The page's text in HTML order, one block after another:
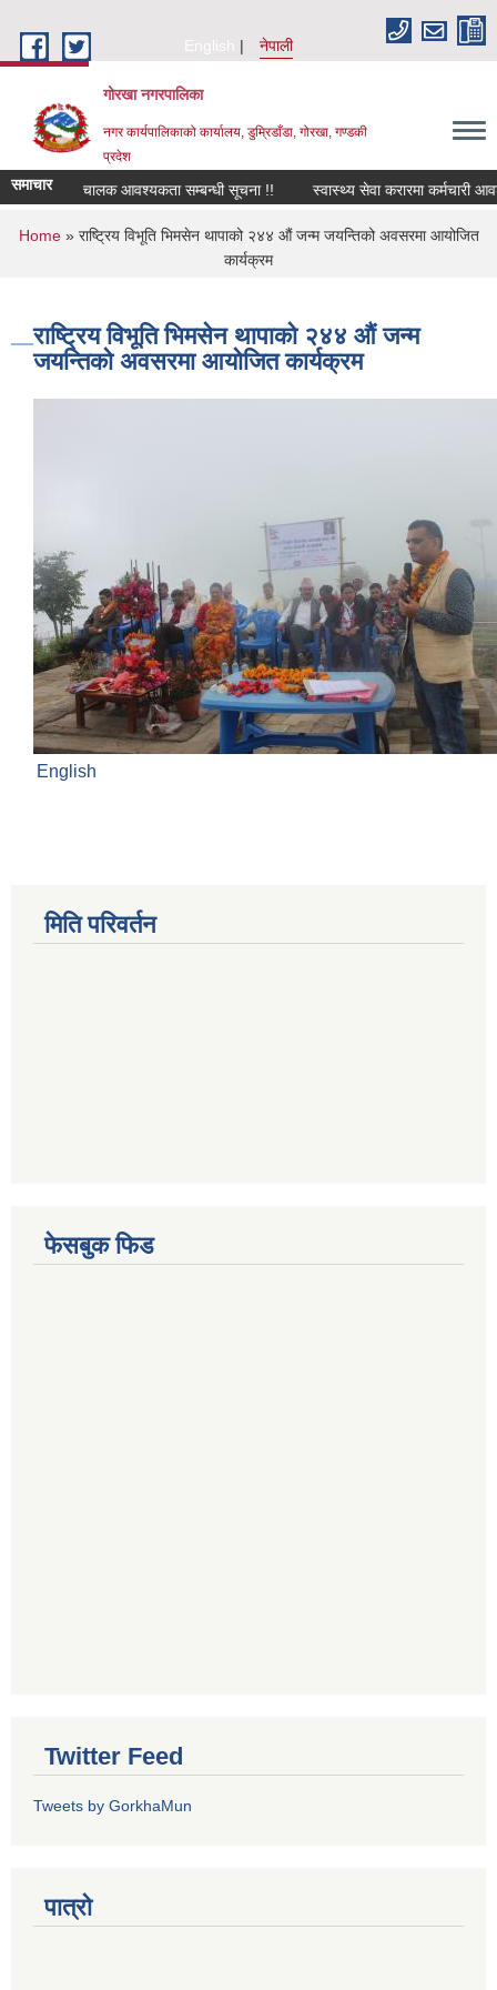
English
नेपाली
गोरखा नगरपालिका
नगर कार्यपालिकाको कार्यालय, डुम्रिडाँडा, गोरखा, गण्डकी
प्रदेश
समाचारसवारी चालक आवश्यकता सम्बन्धी सूचना !! स्वास्थ्य सेवा करारमा कर्मचारी
You are here
Home» राष्ट्रिय विभूति भिमसेन थापाको २४४ औं जन्म जयन्तिको अवसरमा आयोजित
कार्यक्रम
राष्ट्रिय विभूति भिमसेन थापाको २४४ औं जन्म
जयन्तिको अवसरमा आयोजित कार्यक्रम
English
मिति परिवर्तन
फेसबुक फिड
Twitter Feed
Tweets by GorkhaMun
पात्रो